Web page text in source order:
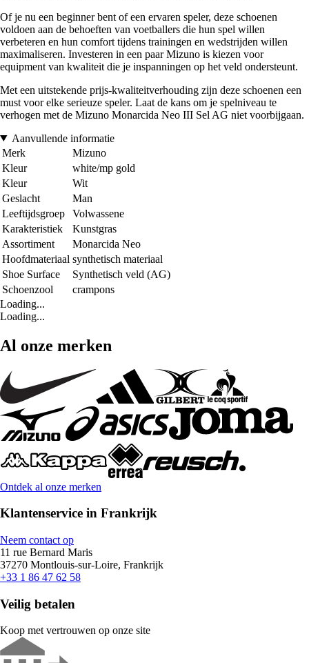
Of je nu een beginner bent of een ervaren speler, deze schoenen
voldoen aan de behoeften van voetballers die hun spel willen
verbeteren en hun comfort tijdens trainingen en wedstrijden willen
maximaliseren. Investeren in een paar Mizuno is kiezen voor
equipment van kwaliteit die je inspanningen op het veld ondersteunt.
Met een uitstekende prijs-kwaliteitverhouding zijn deze schoenen een
must voor elke serieuze speler. Laat de kans om je spelniveau te
verhogen met de Mizuno Monarcida Neo III Sel AG niet voorbijgaan.
Aanvullende informatie
Merk
Mizuno
Kleur
white/mp gold
Kleur
Wit
Geslacht
Man
Leeftijdsgroep
Volwassene
Karakteristiek
Kunstgras
Assortiment
Monarcida Neo
Hoofdmateriaal synthetisch materiaal
Shoe Surface
Synthetisch veld (AG)
Schoenzool
crampons
Loading...
Loading...
Al onze merken
Ontdek al onze merken
Klantenservice in Frankrijk
Neem contact op
11 rue Bernard Maris
37270 Montlouis-sur-Loire, Frankrijk
+33 1 86 47 62 58
Veilig betalen
Koop met vertrouwen op onze site